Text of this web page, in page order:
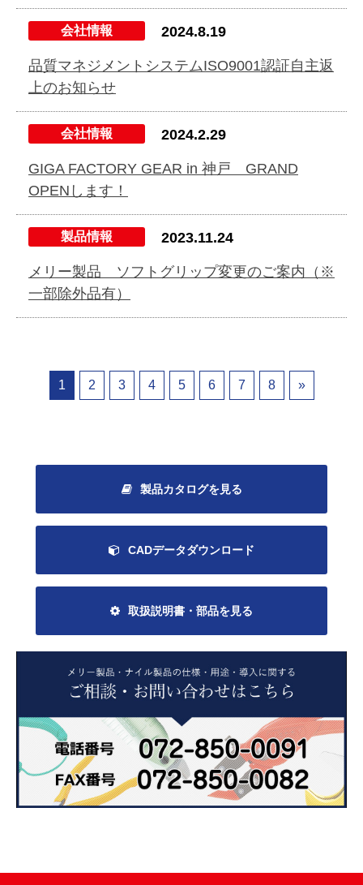
2024.8.19
会社情報
品質マネジメントシステムISO9001認証自主返
上のお知らせ
2024.2.29
会社情報
GIGA FACTORY GEAR in 神戸 GRAND
OPENします！
2023.11.24
製品情報
メリー製品 ソフトグリップ変更のご案内（※
一部除外品有）
1 2 3 4 5 6 7 8 »
製品カタログを見る
CADデータダウンロード
取扱説明書・部品を見る